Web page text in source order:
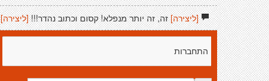
[ליצירה]זה, זה יותר מנפלא! קסום וכתוב נהדר!!! [ליצירה]
התחברות